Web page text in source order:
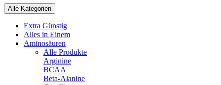
Alle Kategorien
Extra Günstig
Alles in Einem
Aminosäuren
Alle Produkte
Arginine
BCAA
Beta-Alanine